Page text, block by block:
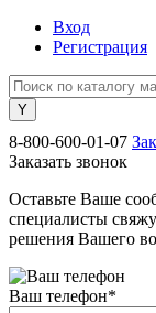
Вход
Регистрация
8-800-600-01-07
Заказать звонок
Оставьте Ваше
специалисты
решения Вашего
Ваш телефон*